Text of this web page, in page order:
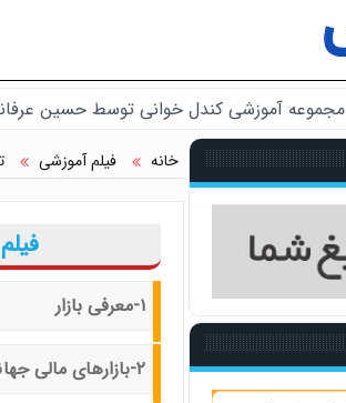
مجموعه آموزشی کندل‌ خوانی توسط حسین
سطوح معتبر ایچیموکو با منطق پرایس اکشن
آموزش مفاهیم مقدماتی فارکس و معامله گری
مجموعه آموزشی فارکس ۳۶۰ توسط عرفان پاکدامن
آموزش پرایس اکشن به سبک آلفونسو با دوبله
آموزش ویدئویی اسمارت مانی توسط جواد
خانه فیلم آموزشی
۱-معرفی بازار
۲-بازارهای مالی جهانی چیست؟